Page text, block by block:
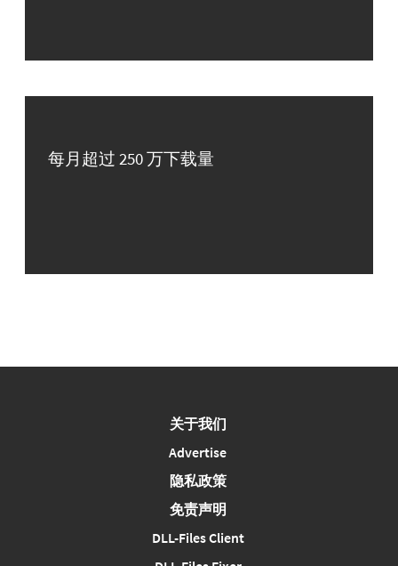
每月超过 250 万下载量
关于我们
Advertise
隐私政策
免责声明
DLL-Files Client